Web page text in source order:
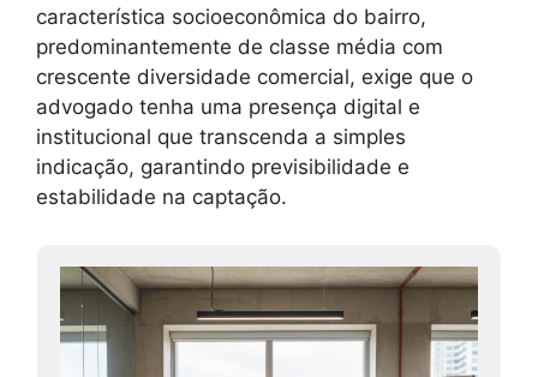
característica socioeconômica do bairro,
predominantemente de classe média com
crescente diversidade comercial, exige que o
advogado tenha uma presença digital e
institucional que transcenda a simples
indicação, garantindo previsibilidade e
estabilidade na captação.